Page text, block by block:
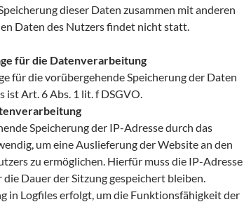
dieser Daten zusammen mit anderen
Daten des Nutzers findet nicht statt.
für die Datenverarbeitung
für die vorübergehende Speicherung der Daten
ist Art. 6 Abs. 1 lit. f DSGVO.
Speicherung der IP-Adresse durch das
um eine Auslieferung der Website an den
zu ermöglichen. Hierfür muss die IP-Adresse
Dauer der Sitzung gespeichert bleiben.
in Logfiles erfolgt, um die Funktionsfähigkeit der